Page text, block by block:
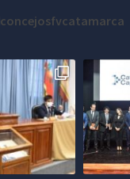
concejosfvcatamarca